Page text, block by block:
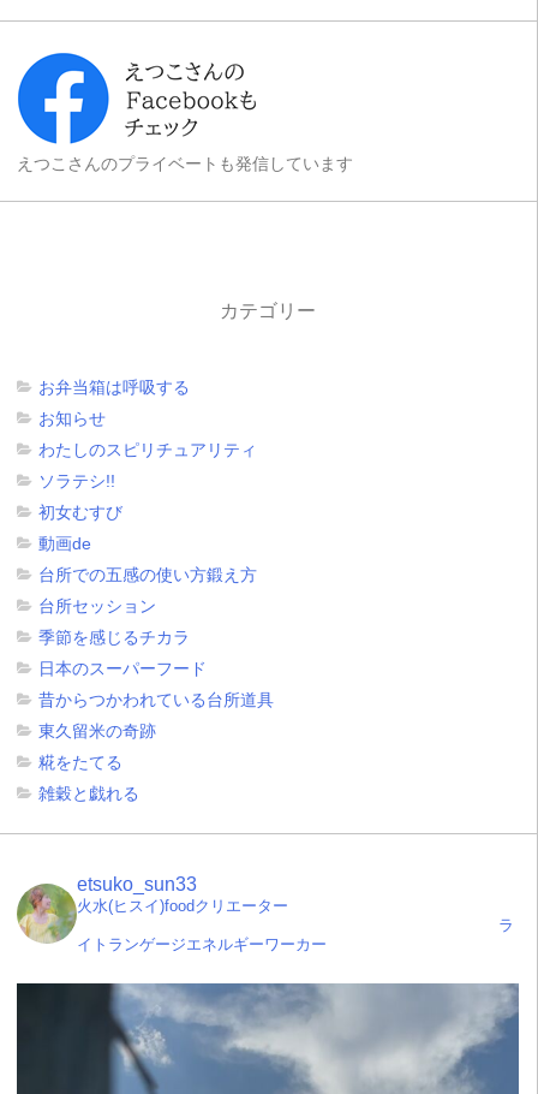
えつこさんのプライベートも発信しています
カテゴリー
お弁当箱は呼吸する
お知らせ
わたしのスピリチュアリティ
ソラテシ!!
初女むすび
動画de
台所での五感の使い方鍛え方
台所セッション
季節を感じるチカラ
日本のスーパーフード
昔からつかわれている台所道具
東久留米の奇跡
糀をたてる
雑穀と戯れる
etsuko_sun33
火水(ヒスイ)foodクリエーター
ラ
イトランゲージエネルギーワーカー